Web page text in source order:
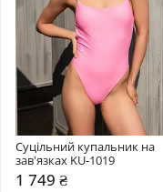
Суцільний купальник на
зав'язках KU-1019
1 749 ₴